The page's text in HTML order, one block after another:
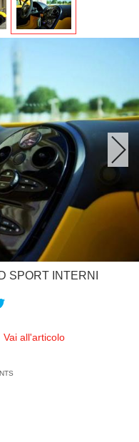
SPORT INTERNI
Vai all'articolo